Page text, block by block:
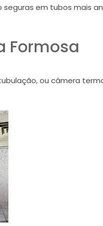
em tubos mais
Formosa
ou câmera